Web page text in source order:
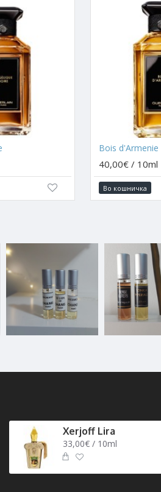
Bois d'Armenie
40,00€ / 10ml
Во кошничка
Xerjoff Lira
33,00€ / 10ml